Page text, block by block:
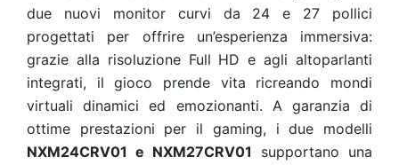
due nuovi monitor curvi da 24 e 27 pollici
progettati per offrire un’esperienza immersiva:
grazie alla risoluzione Full HD e agli altoparlanti
integrati, il gioco prende vita ricreando mondi
virtuali dinamici ed emozionanti. A garanzia di
ottime prestazioni per il gaming, i due modelli
NXM24CRV01 e NXM27CRV01 supportano una